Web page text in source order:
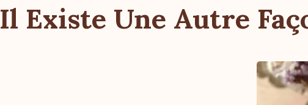
Il Existe Une Autre